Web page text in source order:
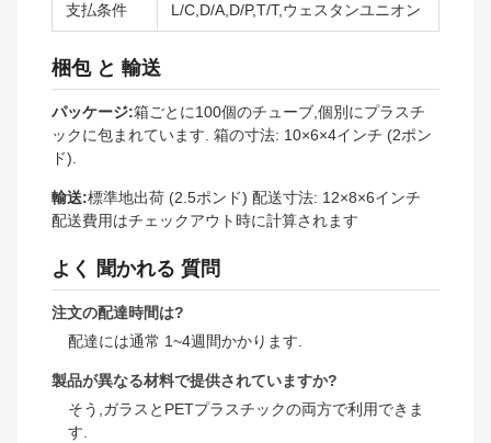
支払条件 L/C,D/A,D/P,T/T,ウェスタンユニオン
梱包 と 輸送
パッケージ:箱ごとに100個のチューブ,個別にプラスチ
ックに包まれています. 箱の寸法: 10×6×4インチ (2ポン
ド).
輸送:標準地出荷 (2.5ポンド) 配送寸法: 12×8×6インチ
配送費用はチェックアウト時に計算されます
よく 聞かれる 質問
注文の配達時間は?
配達には通常 1~4週間かかります.
製品が異なる材料で提供されていますか?
そう,ガラスとPETプラスチックの両方で利用できま
す.